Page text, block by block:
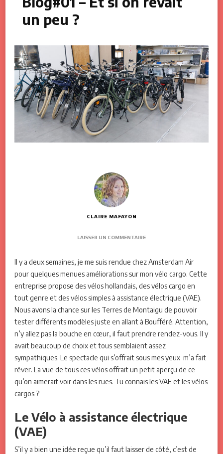
un peu ?
CLAIRE MAFAYON
LAISSER UN COMMENTAIRESUR
ET
ON
RÊVAIT
PEU
?
Il y a deux semaines, je me suis rendue chez Amsterdam Air
pour quelques menues améliorations sur mon vélo cargo. Cette
entreprise propose des vélos hollandais, des vélos cargo en
tout genre et des vélos simples à assistance électrique (VAE).
Nous avons la chance sur les Terres de Montaigu de pouvoir
tester différents modèles juste en allant à Boufféré. Attention,
n’y allez pas la bouche en cœur, il faut prendre rendez-vous. Il y
avait beaucoup de choix et tous semblaient assez
sympathiques. Le spectacle qui s’offrait sous mes yeux m’a fait
rêver. La vue de tous ces vélos offrait un petit aperçu de ce
qu’on aimerait voir dans les rues. Tu connais les VAE et les vélos
cargos ?
Le Vélo à assistance électrique
(VAE)
S’il y a bien une idée reçue qu’il faut laisser de côté, c’est de